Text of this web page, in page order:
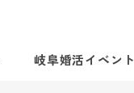
岐阜婚活イベント